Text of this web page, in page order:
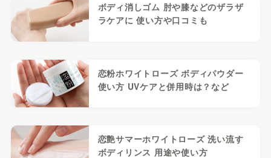
ボディ消しゴム 肘や膝などのザラザ
ラケアに 使い方や口コミも
恋粉ホワイトローズ ボディパウダー
使い方 UVケアと併用時は？など
恋艶サマーホワイトローズ 洗い流す
ボディリンス 用途や使い方